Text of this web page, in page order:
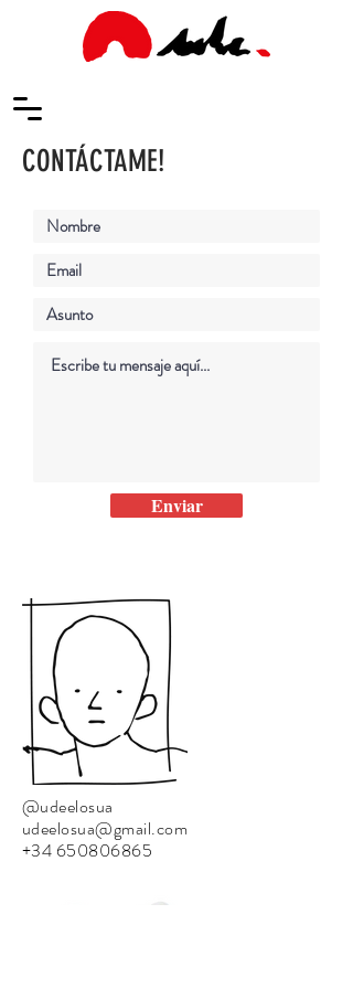
CONTÁCTAME!
Enviar
@udeelosua
udeelosua@gmail.com
+34 650806865